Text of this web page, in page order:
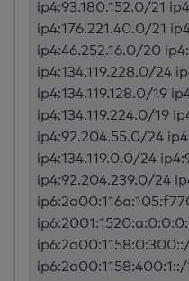
ip4:93.180.152.0/21
ip4:176.221.40.0/21
ip4:46.252.16.0/20
ip4:134.119.228.0/24
ip4:134.119.128.0/19
ip4:134.119.224.0/19
ip4:92.204.55.0/24
ip4:134.119.0.0/24
ip4:92.204.239.0/24